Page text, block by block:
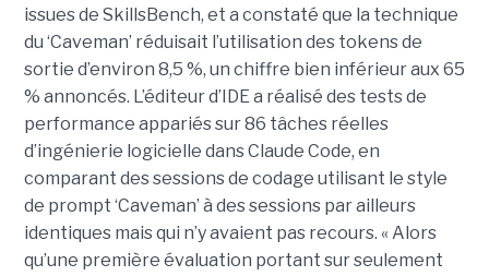
issues de SkillsBench, et a constaté que la technique
du ‘Caveman’ réduisait l’utilisation des tokens de
sortie d’environ 8,5 %, un chiffre bien inférieur aux 65
% annoncés. L’éditeur d’IDE a réalisé des tests de
performance appariés sur 86 tâches réelles
d’ingénierie logicielle dans Claude Code, en
comparant des sessions de codage utilisant le style
de prompt ‘Caveman’ à des sessions par ailleurs
identiques mais qui n’y avaient pas recours. « Alors
qu’une première évaluation portant sur seulement